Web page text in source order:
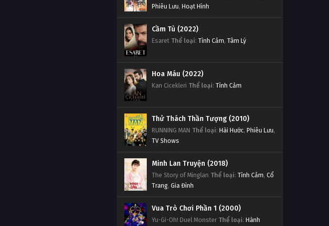
Phiêu Lưu, Hoạt Hình
Cầm Tù (2022)
Esaret Thể loại: Tình Cảm, Tâm Lý
Hoa Máu (2022)
Kan Cicekleri Thể loại: Tình Cảm
Thử Thách Thần Tượng (2010)
RUNNING MAN Thể loại: Hài Hước, Phiêu Lưu,
TV Shows
Minh Lan Truyện (2018)
The Story of Minglan Thể loại: Tình Cảm, Cổ
Trang, Gia Đình
Vua Trò Chơi Phần 1 (2000)
Yu-Gi-Oh! Duel Monster Thể loại: Hành